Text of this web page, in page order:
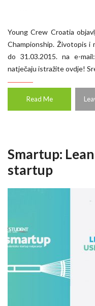
Young Crew Croatia
Championship. Životopis i
do 31.03.2015. na e-
natječaju istražite ovdje!
Read Me
Smartup:
startup